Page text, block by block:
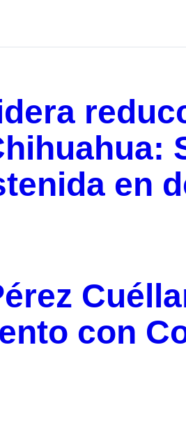
en
con